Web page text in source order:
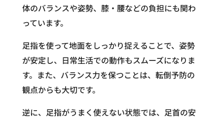
体のバランスや姿勢、膝・腰などの負担にも関わ
っています。
足指を使って地面をしっかり捉えることで、姿勢
が安定し、日常生活での動作もスムーズになりま
す。また、バランス力を保つことは、転倒予防の
観点からも大切です。
逆に、足指がうまく使えない状態では、足首の安